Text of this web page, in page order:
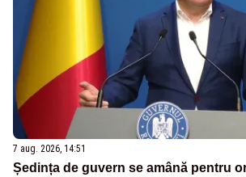
7 aug. 2026, 14:51
Ședința de guvern se amână pentru